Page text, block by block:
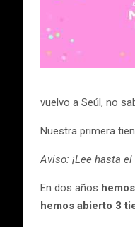
vuelvo a Seúl, no
Nuestra primera
Aviso: ¡Lee hasta
En dos años
hemos abierto 3